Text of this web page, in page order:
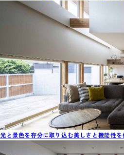
光と景色を存分に取り込む美しさと機能性